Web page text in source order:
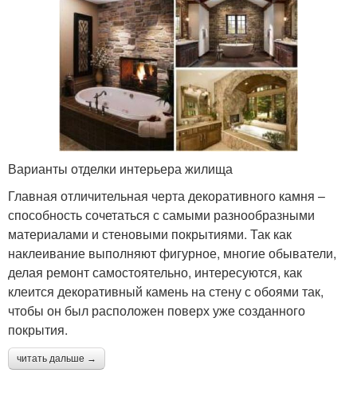
Варианты отделки интерьера жилища
Главная отличительная черта декоративного камня –
способность сочетаться с самыми разнообразными
материалами и стеновыми покрытиями. Так как
наклеивание выполняют фигурное, многие обыватели,
делая ремонт самостоятельно, интересуются, как
клеится декоративный камень на стену с обоями так,
чтобы он был расположен поверх уже созданного
покрытия.
читать дальше →